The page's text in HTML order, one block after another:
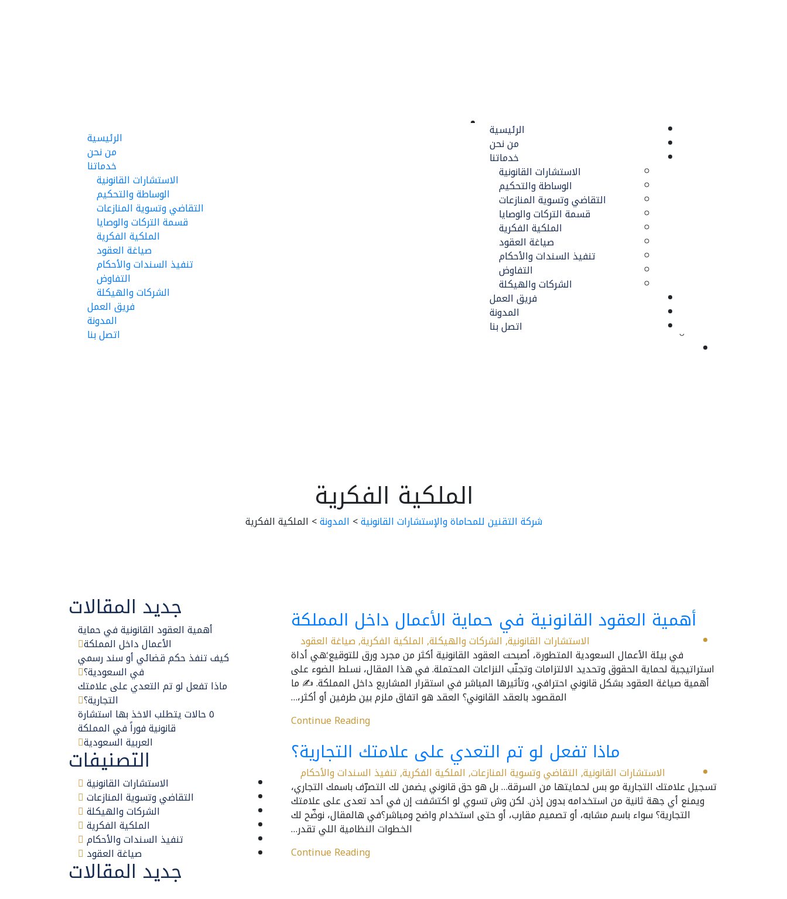
الرئيسية
من نحن
خدماتنا
الاستشارات القانونية
الوساطة والتحكيم
التقاضي وتسوية المنازعات
قسمة التركات والوصايا
الملكية الفكرية
صياغة العقود
تنفيذ السندات والأحكام
التفاوض
الشركات والهيكلة
فريق العمل
المدونة
اتصل بنا
الرئيسية
من نحن
خدماتنا
الاستشارات القانونية
الوساطة والتحكيم
التقاضي وتسوية المنازعات
قسمة التركات والوصايا
الملكية الفكرية
صياغة العقود
تنفيذ السندات والأحكام
التفاوض
الشركات والهيكلة
فريق العمل
المدونة
اتصل بنا
الملكية الفكرية
شركة التقنين للمحاماة والإستشارات القانونية> المدونة> الملكية الفكرية
أهمية العقود القانونية في حماية الأعمال داخل المملكة
الاستشارات القانونية, الشركات والهيكلة, الملكية الفكرية,صياغة العقود
في بيئة الأعمال السعودية المتطورة، أصبحت العقود القانونية أكثر من مجرد ورق للتوقيع؛هي أداة
استراتيجية لحماية الحقوق وتحديد الالتزامات وتجنّب النزاعات المحتملة. في هذا المقال، نسلط الضوء على
أهمية صياغة العقود بشكل قانوني احترافي، وتأثيرها المباشر في استقرار المشاريع داخل المملكة. ✍️ ما
المقصود بالعقد القانوني؟ العقد هو اتفاق ملزم بين طرفين أو أكثر،…
Continue Reading
ماذا تفعل لو تم التعدي على علامتك التجارية؟
الاستشارات القانونية, التقاضي وتسوية المنازعات, الملكية الفكرية,تنفيذ السندات والأحكام
تسجيل علامتك التجارية مو بس لحمايتها من السرقة… بل هو حق قانوني يضمن لك التصرّف باسمك التجاري،
ويمنع أي جهة ثانية من استخدامه بدون إذن. لكن وش تسوي لو اكتشفت إن في أحد تعدى على علامتك
التجارية؟ سواء باسم مشابه، أو تصميم مقارب، أو حتى استخدام واضح ومباشر؟في هالمقال، نوضّح لك
الخطوات النظامية اللي تقدر…
Continue Reading
جديد المقالات
أهمية العقود القانونية في حماية
الأعمال داخل المملكة
كيف تنفذ حكم قضائي أو سند رسمي
في السعودية؟
ماذا تفعل لو تم التعدي على علامتك
التجارية؟
٥ حالات يتطلب الاخذ بها استشارة
قانونية فوراً في المملكة
العربية السعودية
التصنيفات
الاستشارات القانونية
التقاضي وتسوية المنازعات
الشركات والهيكلة
الملكية الفكرية
تنفيذ السندات والأحكام
صياغة العقود
جديد المقالات